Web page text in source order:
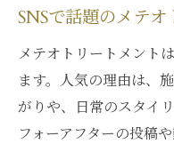
SNSで話題のメテ
メテオトリートメント
ます。人気の理由は、
がりや、日常のスタイ
フォーアフターの投稿